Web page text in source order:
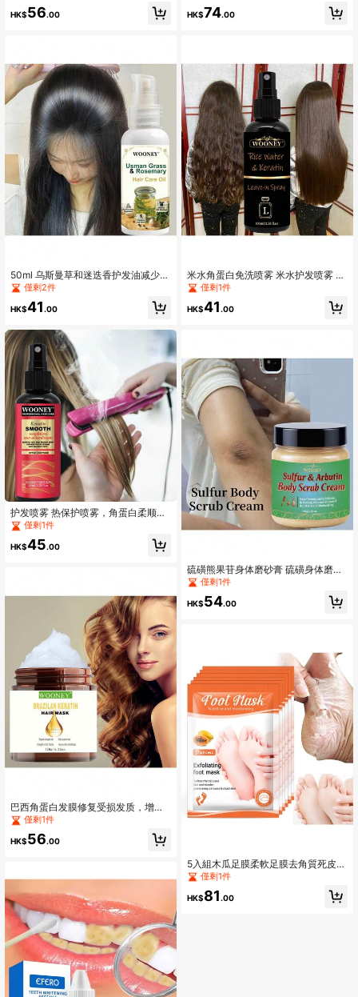
HK$56.00
50ml 乌斯曼草和迷迭香护发油减少头
发断裂深层保湿防止干燥和毛躁，乌
润秀发，植物提取物不油腻
僅剩2件
HK$41.00
护发喷雾 热保护喷雾，角蛋白柔顺护
理，五效合一，令秀发亮泽柔顺，帮
助抚平毛躁，抵御热损伤和摩擦。免
洗洗发水和护发素二合一产品。
僅剩1件
HK$45.00
巴西角蛋白发膜修复受损发质，增加
头发光泽，强韧发丝，改善头发柔顺
度
僅剩1件
HK$56.00
米水洗发水一致，适用于：真人头
HK$74.00
米水角蛋白免洗喷雾 米水护发喷雾 热
保护免洗香味 顺滑有光泽 不毛躁 头
发，无需洗发配方，携带方便
僅剩1件
HK$41.00
硫磺熊果苷身体磨砂膏 硫磺身体磨砂
膏 深层清洁去角质 清爽肌肤控油 干
清洁，持久保湿，冬季皮肤干燥解决
僅剩1件
HK$54.00
5入組木瓜足膜柔軟足膜去角質死皮及
魚鱗病足症狀
僅剩1件
HK$81.00